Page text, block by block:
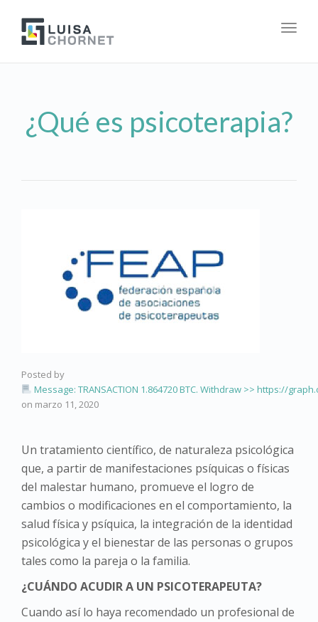
¿Qué es psicoterapia?
Posted by
Message: TRANSACTION 1.864720 BTC. Withdraw >> https://
on marzo 11, 2020
Un tratamiento científico, de naturaleza psicológica
que, a partir de manifestaciones psíquicas o físicas
del malestar humano, promueve el logro de
cambios o modificaciones en el comportamiento, la
salud física y psíquica, la integración de la identidad
psicológica y el bienestar de las personas o grupos
tales como la pareja o la familia.
¿CUÁNDO ACUDIR A UN PSICOTERAPEUTA?
Cuando así lo haya recomendado un profesional de